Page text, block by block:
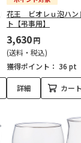
花王 ビオレｕ泡ハン
ト【弔事用】
3,630円
(送料・税込)
獲得ポイント： 36 pt
詳細 カー